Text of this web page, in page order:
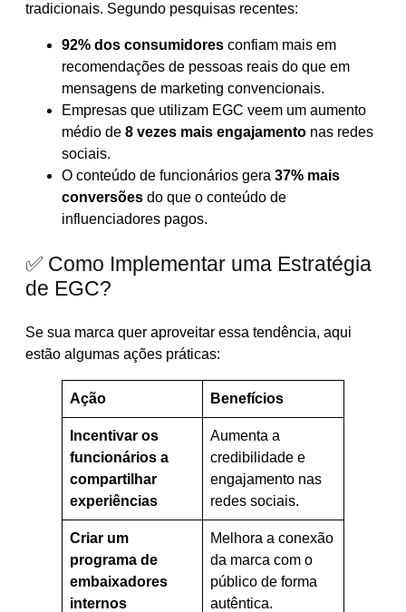
tradicionais. Segundo pesquisas recentes:
92% dos consumidores confiam mais em
recomendações de pessoas reais do que em
mensagens de marketing convencionais.
Empresas que utilizam EGC veem um aumento
médio de 8 vezes mais engajamento nas redes
sociais.
O conteúdo de funcionários gera 37% mais
conversões do que o conteúdo de
influenciadores pagos.
✅ Como Implementar uma Estratégia
de EGC?
Se sua marca quer aproveitar essa tendência, aqui
estão algumas ações práticas:
Ação Benefícios
Incentivar os
funcionários a
compartilhar
experiências
Aumenta a
credibilidade e
engajamento nas
redes sociais.
Criar um
programa de
embaixadores
internos
Melhora a conexão
da marca com o
público de forma
autêntica.